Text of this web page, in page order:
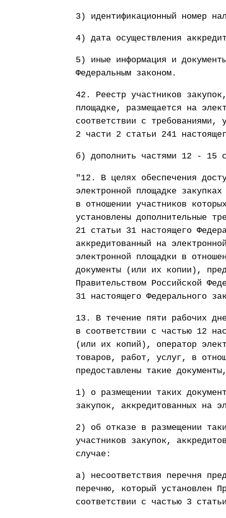
3) идентификационный номер
4) дата осуществления
5) иные информация и
Федеральным законом.
42. Реестр участников
площадке, размещается на
соответствии с требованиями,
2 части 2 статьи 241
б) дополнить частями 12 - 15
"12. В целях обеспечения
электронной площадке
в отношении участников
установлены дополнительные
21 статьи 31 настоящего
аккредитованный на
электронной площадки в
документы (или их копии),
Правительством Российской
31 настоящего Федерального
13. В течение пяти рабочих
в соответствии с частью 12
(или их копий), оператор
товаров, работ, услуг, в
предоставлены такие
1) о размещении таких
закупок, аккредитованных на
2) об отказе в размещении
участников закупок,
случае:
а) несоответствия перечня
перечню, который установлен
соответствии с частью 3